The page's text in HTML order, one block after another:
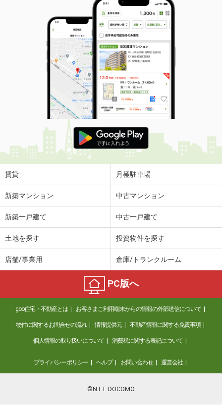
宮城県仙台市泉区将監１３丁目
用途地域 １種低層
土地面積
163.27m²
宮城県仙台市泉区将監１３丁目
価 格
2,880万円
住 所
宮城県仙台市泉区将監１３丁目
用途地域
１種低層
土地面積 163.27m²
宮城県仙台市泉区将監１３丁目
価 格
2,880万円
住 所
宮城県仙台市泉区将監１３丁目
用途地域 １種低層
164.35m²
宮城県仙台市泉区将監１３丁目
2,880万円
住 所
宮城県仙台市泉区将監１３丁目
１種低層
土地面積 163.27m²
宮城県仙台市泉区将監１３丁目
2,880万円
住 所
宮城県仙台市泉区将監１３丁目
土地面積
163.27m²
２種住居
賃貸 月極駐車場
新築マンション 中古マンション
新築一戸建て 中古一戸建て
土地を探す 投資物件を探す
店舗/事業用 倉庫/トランクルーム
PC版へ
goo住宅・不動産とは お客さまご利用端末からの情報の外部送信について
物件に関するお問合せの流れ 情報提供元 不動産情報に関する免責事項
個人情報の取り扱いについて 消費税に関する表記について
プライバシーポリシー ヘルプ お問い合わせ 運営会社
©NTT DOCOMO